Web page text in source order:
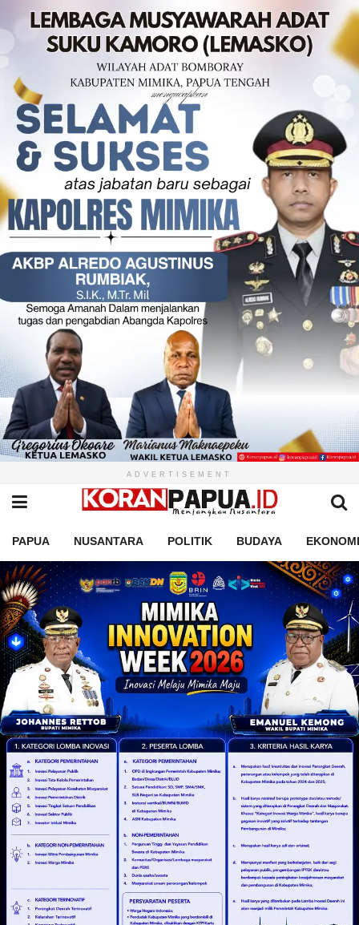
ADVERTISEMENT
PAPUA NUSANTARA POLITIK BUDAYA EKONOMI